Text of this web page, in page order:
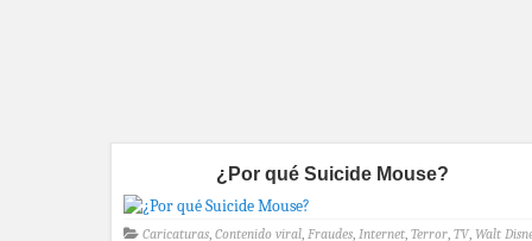
¿Por qué Suicide Mouse?
Caricaturas, Contenido viral, Fraudes, Internet, Terror, TV, Walt